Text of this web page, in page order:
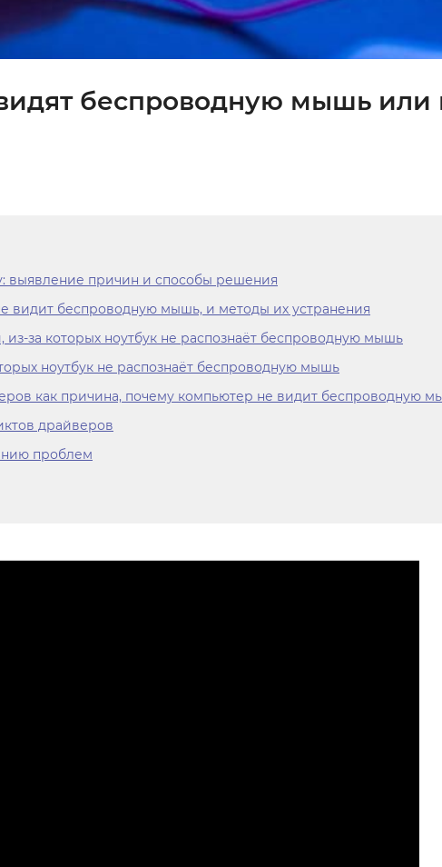
беспроводную мышь
выявление причин и способы решения
видит беспроводную мышь, и методы их устранения
за которых ноутбук не распознаёт беспроводную мышь
ноутбук не распознаёт беспроводную мышь
как причина, почему компьютер не видит беспроводную
драйверов
проблем